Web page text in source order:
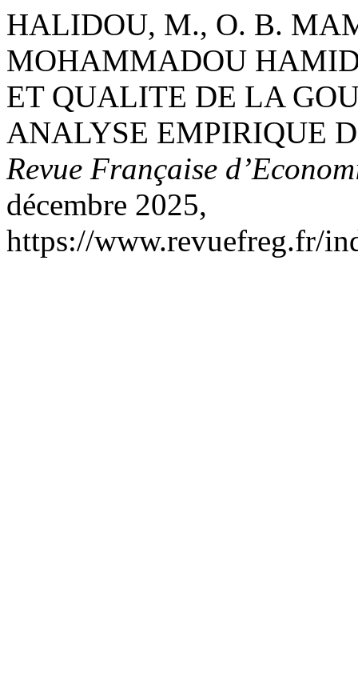
HALIDOU, M., O. B.
MOHAMMADOU
ET QUALITE DE LA
ANALYSE EMPIRIQUE
Revue Française
décembre 2025,
https://www.revuefreg.fr/